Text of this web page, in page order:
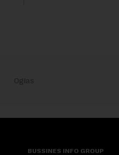
BUSSINES INFO GROUP